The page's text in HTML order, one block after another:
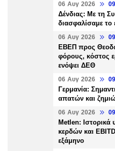
06 Αυγ 2026
Δένδιας: Με τη
διασφαλίσαμε το
06 Αυγ 2026
ΕΒΕΠ προς
φόρους, κόστος
ενόψει ΔΕΘ
06 Αυγ 2026
Γερμανία:
απατών και
06 Αυγ 2026
Metlen: Ιστορικά
κερδών και
εξάμηνο